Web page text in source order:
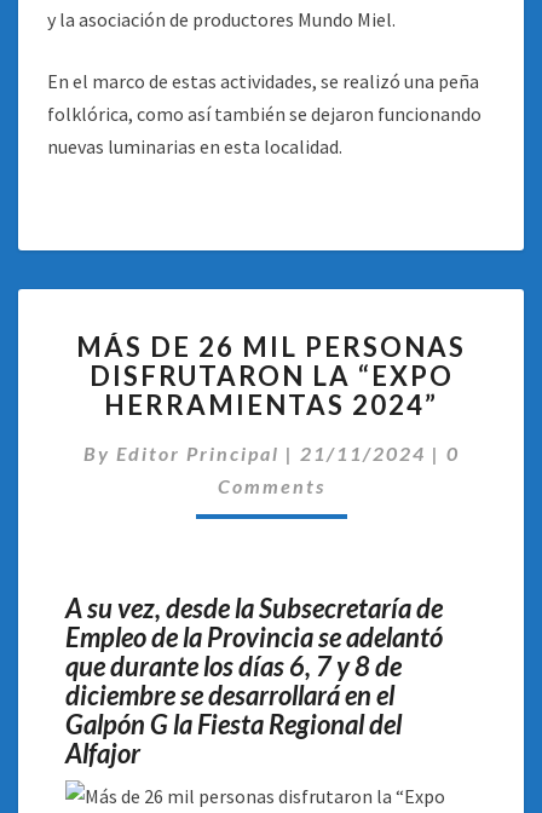
y la asociación de productores Mundo Miel.
En el marco de estas actividades, se realizó una peña
folklórica, como así también se dejaron funcionando
nuevas luminarias en esta localidad.
DE
26
MIL
DISFRUTARON
LA
MÁS DE 26 MIL PERSONAS
DISFRUTARON LA “EXPO
HERRAMIENTAS 2024”
By Editor Principal | 21/11/2024 | 0
Comments
A su vez, desde la Subsecretaría de
Empleo de la Provincia se adelantó
que durante los días 6, 7 y 8 de
diciembre se desarrollará en el
Galpón G la Fiesta Regional del
Alfajor